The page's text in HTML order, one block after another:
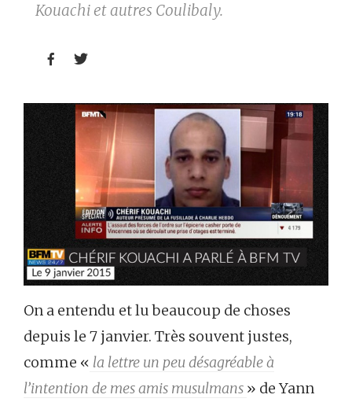
Kouachi et autres Coulibaly.
 
On a entendu et lu beaucoup de choses
depuis le 7 janvier. Très souvent justes,
comme « la lettre un peu désagréable à
l’intention de mes amis musulmans » de Yann